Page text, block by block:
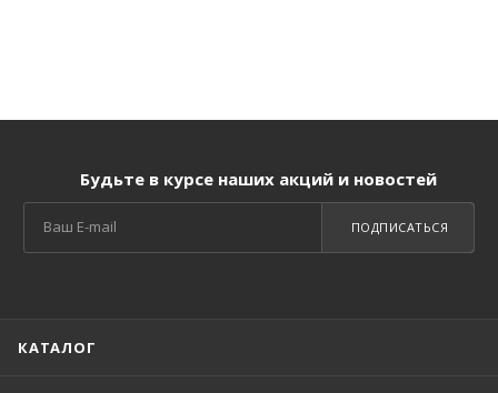
Будьте в курсе наших акций и новостей
ПОДПИСАТЬСЯ
КАТАЛОГ